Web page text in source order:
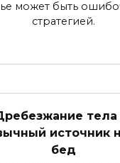
может быть
стратегией.
источник
бед